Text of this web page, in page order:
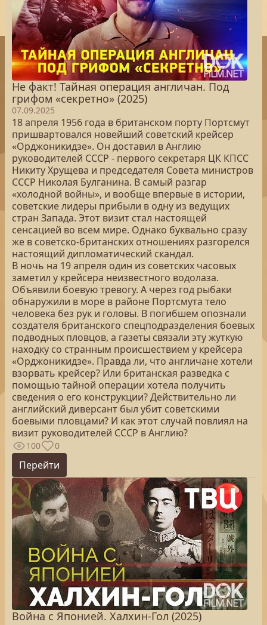
Не факт! Тайная операция англичан. Под
грифом «секретно» (2025)
07.09.2025
18 апреля 1956 года в британском порту Портсмут
пришвартовался новейший советский крейсер
«Орджоникидзе». Он доставил в Англию
руководителей СССР - первого секретаря ЦК КПСС
Никиту Хрущева и председателя Совета министров
СССР Николая Булганина. В самый разгар
«холодной войны», и вообще впервые в истории,
советские лидеры прибыли в одну из ведущих
стран Запада. Этот визит стал настоящей
сенсацией во всем мире. Однако буквально сразу
же в советско-британских отношениях разгорелся
настоящий дипломатический скандал.
В ночь на 19 апреля один из советских часовых
заметил у крейсера неизвестного водолаза.
Объявили боевую тревогу. А через год рыбаки
обнаружили в море в районе Портсмута тело
человека без рук и головы. В погибшем опознали
создателя британского спецподразделения боевых
подводных пловцов, а газеты связали эту жуткую
находку со странным происшествием у крейсера
«Орджоникидзе». Правда ли, что англичане хотели
взорвать крейсер? Или британская разведка с
помощью тайной операции хотела получить
сведения о его конструкции? Действительно ли
английский диверсант был убит советскими
боевыми пловцами? И как этот случай повлиял на
визит руководителей СССР в Англию?
100 0
Перейти
Война с Японией. Халхин-Гол (2025)